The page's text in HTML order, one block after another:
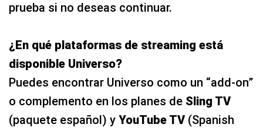
prueba si no deseas continuar.
¿En qué plataformas de streaming está
disponible Universo?
Puedes encontrar Universo como un “add-on”
o complemento en los planes de Sling TV
(paquete español) y YouTube TV(Spanish